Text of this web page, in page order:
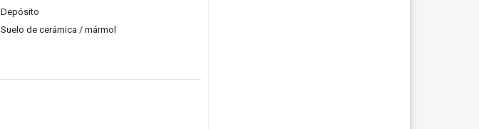
Depósito
Suelo de cerámica / mármol